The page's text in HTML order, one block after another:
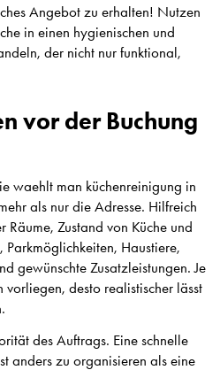
Angebot zu erhalten! Nutzen
in einen hygienischen und
der nicht nur funktional,
vor der Buchung
waehlt man küchenreinigung in
als nur die Adresse. Hilfreich
Zustand von Küche und
Haustiere,
gewünschte Zusatzleistungen. Je
desto realistischer lässt
des Auftrags. Eine schnelle
anders zu organisieren als eine